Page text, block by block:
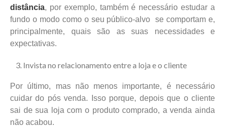
distância, por exemplo, também é necessário estudar a
fundo o modo como o seu público-alvo se comportam e,
principalmente, quais são as suas necessidades e
expectativas.
Invista no relacionamento entre a loja e o cliente
Por último, mas não menos importante, é necessário
cuidar do pós venda. Isso porque, depois que o cliente
sai de sua loja com o produto comprado, a venda ainda
não acabou.